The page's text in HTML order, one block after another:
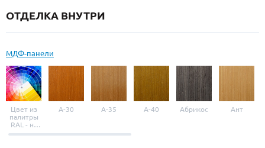
ОТДЕЛКА ВНУТРИ
МДФ-панели
Цвет из
палитры
RAL - на
выбор
A-30 A-35 A-40 Абрикос Ант